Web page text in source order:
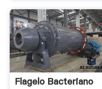
Flagelo Bacteriano